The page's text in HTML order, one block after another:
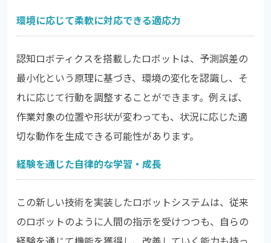
環境に応じて柔軟に対応できる適応力
認知ロボティクスを搭載したロボットは、予測誤差の
最小化という原理に基づき、環境の変化を認識し、そ
れに応じて行動を調整することができます。例えば、
作業対象の位置や形状が変わっても、状況に応じた適
切な動作を生成できる可能性があります。
経験を通じた自律的な学習・成長
この新しい技術を実装したロボットシステムは、従来
のロボットのように人間の指示を受けつつも、自らの